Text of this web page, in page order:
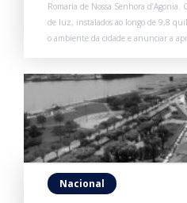
Romaria de Nossa Senhora
de luz, instalados ao longo de 9,8
o ambiente da cidade e anunciar a
Nacional